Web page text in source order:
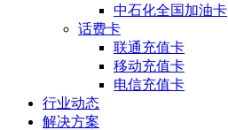
中石化全国加油卡
话费卡
联通充值卡
移动充值卡
电信充值卡
行业动态
解决方案